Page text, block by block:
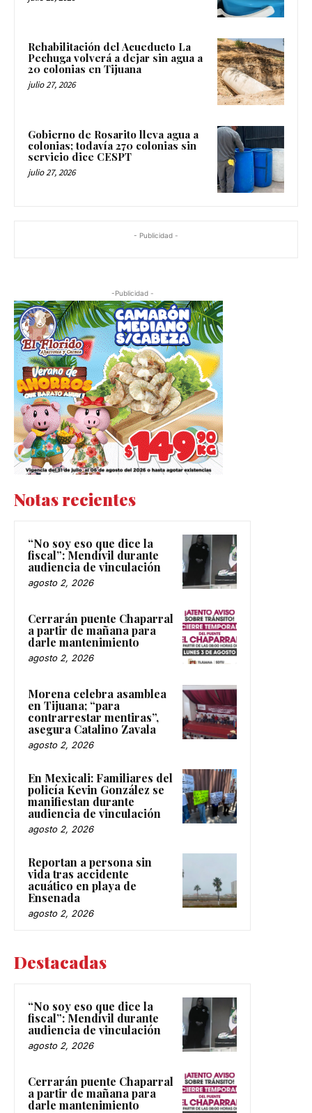
Rehabilitación del Acueducto La
Pechuga volverá a dejar sin agua a
20 colonias en Tijuana
julio 27, 2026
Gobierno de Rosarito lleva agua a
colonias; todavía 270 colonias sin
servicio dice CESPT
julio 27, 2026
- Publicidad -
-Publicidad -
Notas recientes
“No soy eso que dice la
fiscal”: Mendívil durante
audiencia de vinculación
agosto 2, 2026
Cerrarán puente Chaparral
a partir de mañana para
darle mantenimiento
agosto 2, 2026
Morena celebra asamblea
en Tijuana; “para
contrarrestar mentiras”,
asegura Catalino Zavala
agosto 2, 2026
En Mexicali: Familiares del
policía Kevin González se
manifiestan durante
audiencia de vinculación
agosto 2, 2026
Reportan a persona sin
vida tras accidente
acuático en playa de
Ensenada
agosto 2, 2026
Destacadas
“No soy eso que dice la
fiscal”: Mendívil durante
audiencia de vinculación
agosto 2, 2026
Cerrarán puente Chaparral
a partir de mañana para
darle mantenimiento